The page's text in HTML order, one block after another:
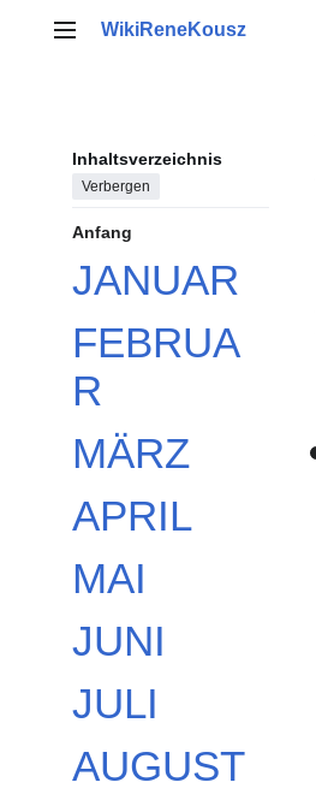
Hauptmenü
WikiReneKousz
Inhaltsverzeichnis
Verbergen
Anfang
JANUAR
FEBRUA
R
MÄRZ
APRIL
MAI
JUNI
JULI
AUGUST